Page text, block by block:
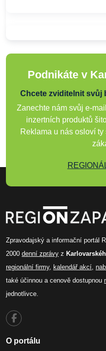
Podnikáte v
Chcete zviditelnit svůj
Zanechte nám svůj e-
inzertních produktů
Reklama u nás osloví
Zpravodajský a informační portál
2000 denní zprávy z
regionální firmy, kalendář akcí,
také účinnou a cenově dostupnou
jednotlivce.
O portálu